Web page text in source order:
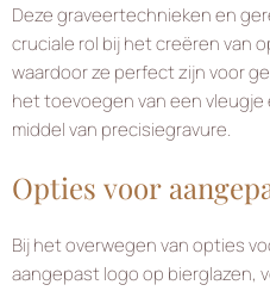
Deze graveertechnieken en
cruciale rol bij het creëren van
waardoor ze perfect zijn voor
het toevoegen van een
middel van precisiegravure.
Opties voor
Bij het overwegen van opties
aangepast logo op bierglazen,